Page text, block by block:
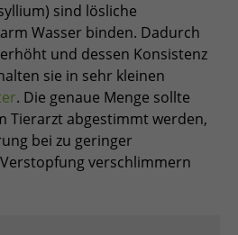
sind lösliche
Wasser binden. Dadurch
und dessen Konsistenz
sie in sehr kleinen
. Die genaue Menge sollte
Tierarzt abgestimmt werden,
bei zu geringer
verschlimmern